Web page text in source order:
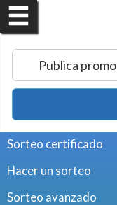
Publica promo
Sorteo certificado
Hacer un sorteo
Sorteo avanzado